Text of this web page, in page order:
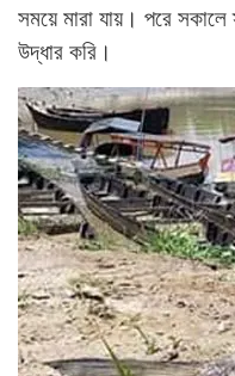
সময়ে মারা যায়। পরে সকালে
উদ্ধার করি।